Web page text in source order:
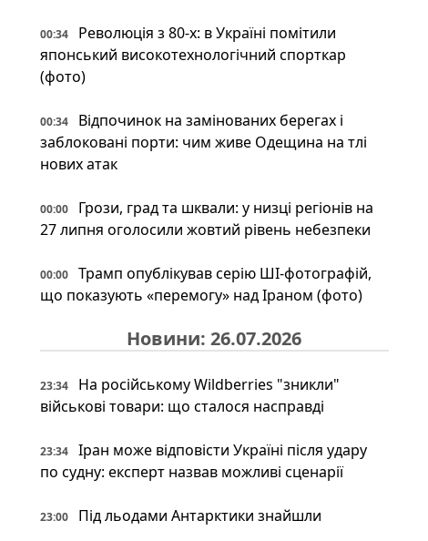
00:34
Революція з 80-х: в Україні помітили
японський високотехнологічний спорткар
(фото)
00:34
Відпочинок на замінованих берегах і
заблоковані порти: чим живе Одещина на тлі
нових атак
00:00
Грози, град та шквали: у низці регіонів на
27 липня оголосили жовтий рівень небезпеки
00:00
Трамп опублікував серію ШІ-фотографій,
що показують «перемогу» над Іраном (фото)
Новини: 26.07.2026
23:34
На російському Wildberries "зникли"
військові товари: що сталося насправді
23:34
Іран може відповісти Україні після удару
по судну: експерт назвав можливі сценарії
23:00
Під льодами Антарктики знайшли